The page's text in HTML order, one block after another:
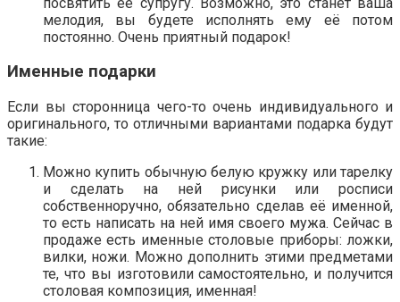
мелодия, вы будете исполнять ему её потом
постоянно. Очень приятный подарок!
Именные подарки
Если вы сторонница чего-то очень индивидуального и
оригинального, то отличными вариантами подарка будут
такие:
Можно купить обычную белую кружку или тарелку
и сделать на ней рисунки или росписи
собственноручно, обязательно сделав её именной,
то есть написать на ней имя своего мужа. Сейчас в
продаже есть именные столовые приборы: ложки,
вилки, ножи. Можно дополнить этими предметами
те, что вы изготовили самостоятельно, и получится
столовая композиция, именная!